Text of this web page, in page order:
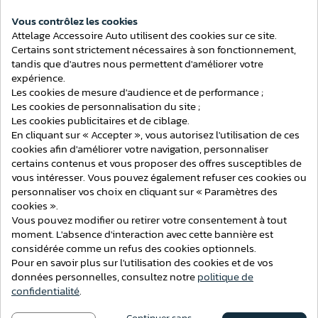
Attelage BMW Série X3 (F25) 4x4 du 11/2010 au 03/2014 [Col
de cygne]
Vous contrôlez les cookies
Attelage Accessoire Auto utilisent des cookies sur ce site.
Certains sont strictement nécessaires à son fonctionnement,
tandis que d'autres nous permettent d'améliorer votre
expérience.
Les cookies de mesure d'audience et de performance ;
Les cookies de personnalisation du site ;
Les cookies publicitaires et de ciblage.
En cliquant sur « Accepter », vous autorisez l'utilisation de ces
cookies afin d'améliorer votre navigation, personnaliser
certains contenus et vous proposer des offres susceptibles de
vous intéresser. Vous pouvez également refuser ces cookies ou
personnaliser vos choix en cliquant sur « Paramètres des
cookies ».
Vous pouvez modifier ou retirer votre consentement à tout
moment. L'absence d'interaction avec cette bannière est
considérée comme un refus des cookies optionnels.
Pour en savoir plus sur l'utilisation des cookies et de vos
données personnelles, consultez notrepolitique de
confidentialité.